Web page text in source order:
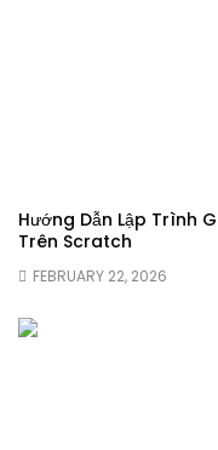
Hướng Dẫn Lập Trình
Trên Scratch
FEBRUARY 22, 2026